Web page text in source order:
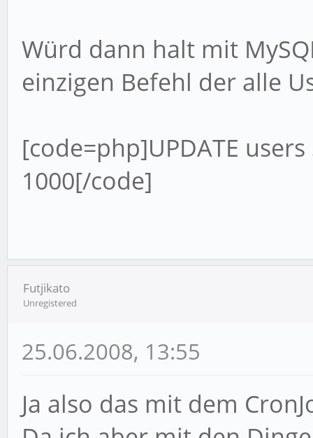
Würd dann halt mit
einzigen Befehl der alle
[code=php]UPDATE
1000[/code]
Futjikato
Unregistered
25.06.2008, 13:55
Ja also das mit dem